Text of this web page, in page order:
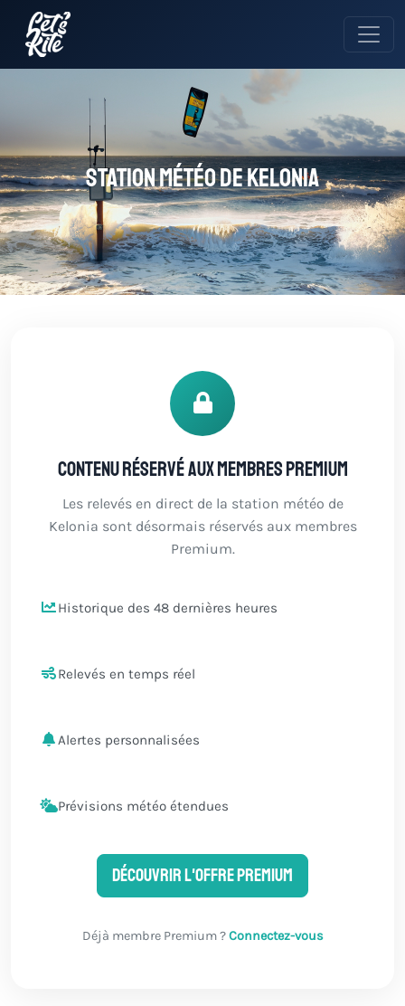
Station météo de Kelonia
Contenu réservé aux membres Premium
Les relevés en direct de la station météo de
Kelonia sont désormais réservés aux membres
Premium.
Historique des 48 dernières heures
Relevés en temps réel
Alertes personnalisées
Prévisions météo étendues
Découvrir l'offre Premium
Déjà membre Premium ?Connectez-vous